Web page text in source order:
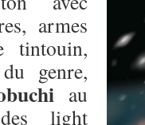
armes
tintouin,
genre,
au
light